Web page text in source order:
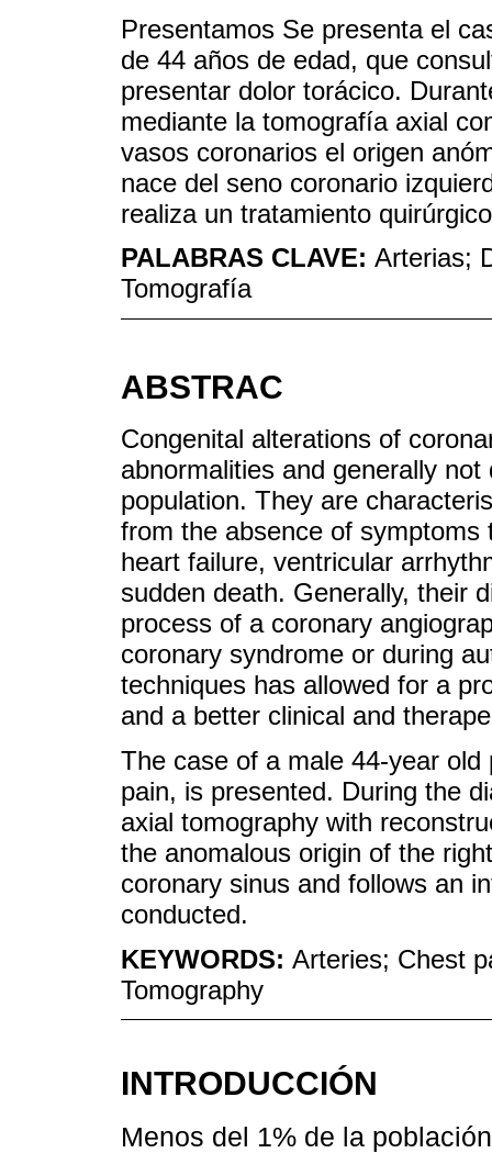
Presentamos Se presenta el
de 44 años de edad, que
presentar dolor torácico.
mediante la tomografía axial
vasos coronarios el origen
nace del seno coronario
realiza un tratamiento
PALABRAS CLAVE: Arterias;
Tomografía
ABSTRAC
Congenital alterations of
abnormalities and generally
population. They are
from the absence of
heart failure, ventricular
sudden death. Generally, their
process of a coronary
coronary syndrome or during
techniques has allowed for a
and a better clinical and
The case of a male 44-year
pain, is presented. During the
axial tomography with
the anomalous origin of the
coronary sinus and follows an
conducted.
KEYWORDS: Arteries; Chest
Tomography
INTRODUCCIÓN
Menos del 1% de la